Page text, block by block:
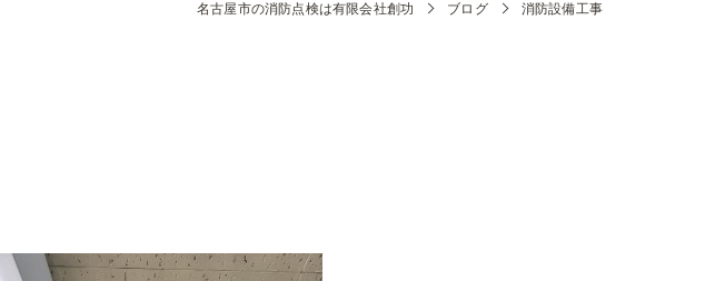
名古屋市の消防点検は有限会社創功 ブログ 消防設備工事